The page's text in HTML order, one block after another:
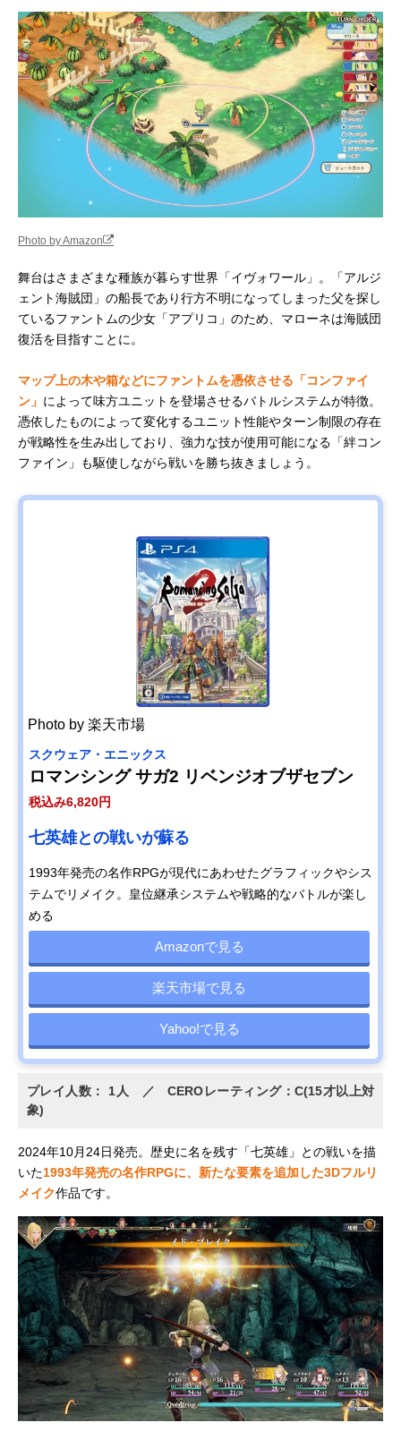
Photo by Amazon
舞台はさまざまな種族が暮らす世界「イヴォワール」。「アルジ
ェント海賊団」の船長であり行方不明になってしまった父を探し
ているファントムの少女「アプリコ」のため、マローネは海賊団
復活を目指すことに。
マップ上の木や箱などにファントムを憑依させる「コンファイ
ン」 によって味方ユニットを登場させるバトルシステムが特徴。
憑依したものによって変化するユニット性能やターン制限の存在
が戦略性を生み出しており、強力な技が使用可能になる「絆コン
ファイン」も駆使しながら戦いを勝ち抜きましょう。
Photo by 楽天市場
スクウェア・エニックス
ロマンシング サガ2 リベンジオブザセブン
税込み6,820円
七英雄との戦いが蘇る
1993年発売の名作RPGが現代にあわせたグラフィックやシス
テムでリメイク。皇位継承システムや戦略的なバトルが楽し
める
Amazonで見る
楽天市場で見る
Yahoo!で見る
プレイ人数： 1人 ／ CEROレーティング：C(15才以上対
象)
2024年10月24日発売。歴史に名を残す「七英雄」との戦いを描
いた1993年発売の名作RPGに、新たな要素を追加した3Dフルリ
メイク作品です。